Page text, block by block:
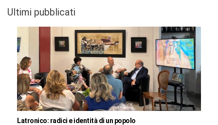
Ultimi pubblicati
Latronico: radici e identità di un popolo